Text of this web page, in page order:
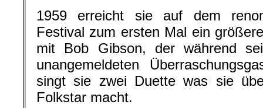
1959 erreicht sie auf dem
Festival zum ersten Mal ein
mit Bob Gibson, der während
unangemeldeten
singt sie zwei Duette was sie
Folkstar macht.